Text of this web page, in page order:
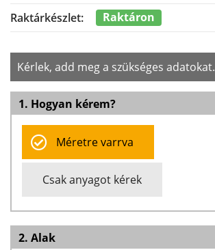
Raktárkészlet: Raktáron
Kérlek, add meg a szükséges adatokat.
1. Hogyan kérem?
Méretre varrva
Csak anyagot kérek
2. Alak